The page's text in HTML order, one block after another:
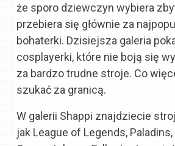
że sporo dziewczyn wybiera
przebiera się głównie za
bohaterki. Dzisiejsza galeria
cosplayerki, które nie boją się
za bardzo trudne stroje. Co
szukać za granicą.
W galerii Shappi znajdziecie
jak League of Legends,